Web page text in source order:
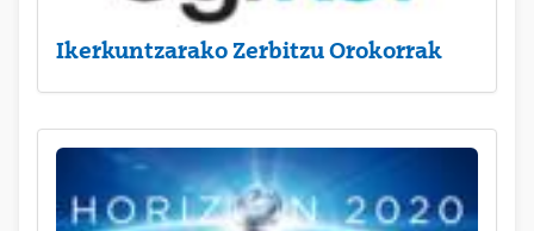
Ikerkuntzarako Zerbitzu Orokorrak